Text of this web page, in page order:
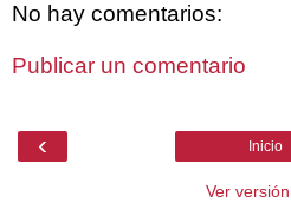
No hay comentarios:
Publicar un comentario
‹ Inicio
Ver